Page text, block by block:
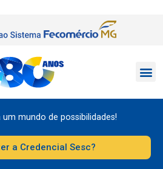
mundo de possibilidades!
a Credencial Sesc?